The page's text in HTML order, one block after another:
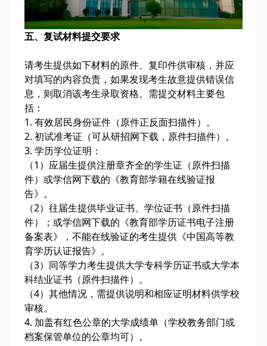
五、复试材料提交要求
请考生提供如下材料的原件、复印件供审核，并应
对填写的内容负责，如果发现考生故意提供错误信
息，则取消该考生录取资格。需提交材料主要包
括：
1. 有效居民身份证件（原件正反面扫描件）。
2. 初试准考证（可从研招网下载，原件扫描件）。
3. 学历学位证明：
（1）应届生提供注册章齐全的学生证（原件扫描
件）或学信网下载的《教育部学籍在线验证报
告》。
（2）往届生提供毕业证书、学位证书（原件扫描
件）；或学信网下载的《教育部学历证书电子注册
备案表》，不能在线验证的考生提供《中国高等教
育学历认证报告》。
（3）同等学力考生提供大学专科学历证书或大学本
科结业证书（原件扫描件）。
（4）其他情况，需提供说明和相应证明材料供学校
审核。
4. 加盖有红色公章的大学成绩单（学校教务部门或
档案保管单位的公章均可）。